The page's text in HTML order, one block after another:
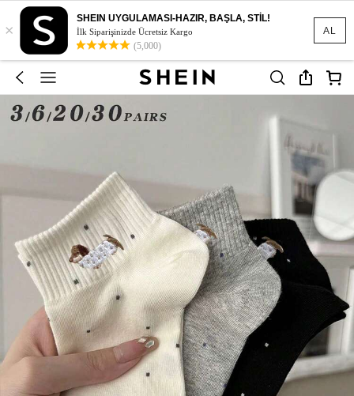
AL
×
SHEIN UYGULAMASI-HAZIR, BAŞLA, STİL!
İlk Siparişinizde Ücretsiz Kargo
(5,000)